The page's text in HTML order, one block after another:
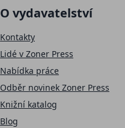
O vydavatelství
Kontakty
Lidé v Zoner Press
Nabídka práce
Odběr novinek Zoner Press
Knižní katalog
Blog